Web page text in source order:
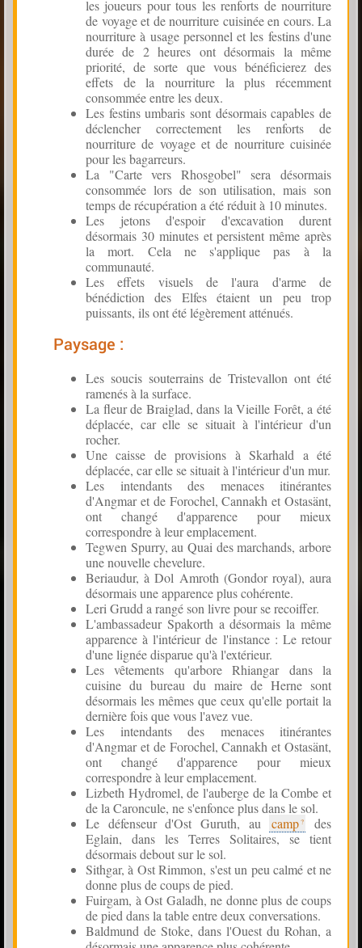
les joueurs pour tous les renforts de nourriture
de voyage et de nourriture cuisinée en cours. La
nourriture à usage personnel et les festins d'une
durée de 2 heures ont désormais la même
priorité, de sorte que vous bénéficierez des
effets de la nourriture la plus récemment
consommée entre les deux.
Les festins umbaris sont désormais capables de
déclencher correctement les renforts de
nourriture de voyage et de nourriture cuisinée
pour les bagarreurs.
La "Carte vers Rhosgobel" sera désormais
consommée lors de son utilisation, mais son
temps de récupération a été réduit à 10 minutes.
Les jetons d'espoir d'excavation durent
désormais 30 minutes et persistent même après
la mort. Cela ne s'applique pas à la
communauté.
Les effets visuels de l'aura d'arme de
bénédiction des Elfes étaient un peu trop
puissants, ils ont été légèrement atténués.
Paysage :
Les soucis souterrains de Tristevallon ont été
ramenés à la surface.
La fleur de Braiglad, dans la Vieille Forêt, a été
déplacée, car elle se situait à l'intérieur d'un
rocher.
Une caisse de provisions à Skarhald a été
déplacée, car elle se situait à l'intérieur d'un mur.
Les intendants des menaces itinérantes
d'Angmar et de Forochel, Cannakh et Ostasänt,
ont changé d'apparence pour mieux
correspondre à leur emplacement.
Tegwen Spurry, au Quai des marchands, arbore
une nouvelle chevelure.
Beriaudur, à Dol Amroth (Gondor royal), aura
désormais une apparence plus cohérente.
Leri Grudd a rangé son livre pour se recoiffer.
L'ambassadeur Spakorth a désormais la même
apparence à l'intérieur de l'instance : Le retour
d'une lignée disparue qu'à l'extérieur.
Les vêtements qu'arbore Rhiangar dans la
cuisine du bureau du maire de Herne sont
désormais les mêmes que ceux qu'elle portait la
dernière fois que vous l'avez vue.
Les intendants des menaces itinérantes
d'Angmar et de Forochel, Cannakh et Ostasänt,
ont changé d'apparence pour mieux
correspondre à leur emplacement.
Lizbeth Hydromel, de l'auberge de la Combe et
de la Caroncule, ne s'enfonce plus dans le sol.
Le défenseur d'Ost Guruth, au
camp
des
Eglain, dans les Terres Solitaires, se tient
désormais debout sur le sol.
Sithgar, à Ost Rimmon, s'est un peu calmé et ne
donne plus de coups de pied.
Fuirgam, à Ost Galadh, ne donne plus de coups
de pied dans la table entre deux conversations.
Baldmund de Stoke, dans l'Ouest du Rohan, a